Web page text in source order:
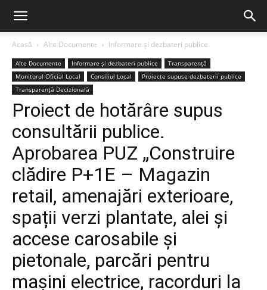
Acasă Alte Documente Informare și dezbateri publice
Alte Documente Informare și dezbateri publice
Transparență
Monitorul Oficial Local
Consiliul Local
Proiecte supuse dezbaterii publice
Transparență Decizională
Proiect de hotărâre supus
consultării publice.
Aprobarea PUZ „Construire
clădire P+1E – Magazin
retail, amenajări exterioare,
spații verzi plantate, alei și
accese carosabile și
pietonale, parcări pentru
mașini electrice, racorduri la